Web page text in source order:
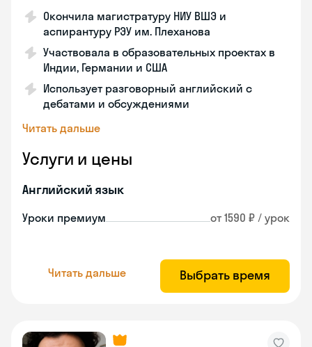
Окончила магистратуру НИУ ВШЭ и
аспирантуру РЭУ им. Плеханова
Участвовала в образовательных проектах в
Индии, Германии и США
Использует разговорный английский с
дебатами и обсуждениями
Читать дальше
Услуги и цены
Английский язык
Уроки премиум от 1590 ₽ / урок
Читать дальше Выбрать время